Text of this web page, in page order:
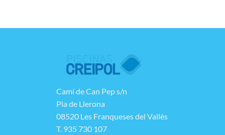
Camí de Can Pep s/n
Pla de Llerona
08520 Les Franqueses del Vallès
T. 935 730 107